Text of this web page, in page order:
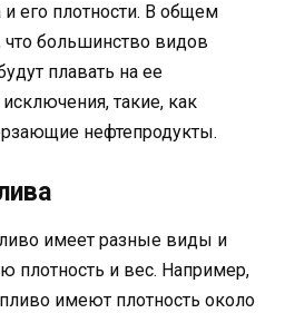
его плотности. В общем
что большинство видов
плавать на ее
такие, как
нефтепродукты.
имеет разные виды и
плотность и вес. Например,
имеют плотность около